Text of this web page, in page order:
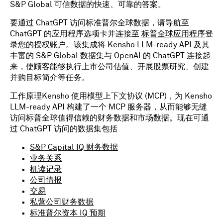
S&P Global 可信数据的快速、可靠的答案。
要通过 ChatGPT 访问标准普尔全球数据，请导航至
ChatGPT 的应用程序选项卡并连接至 标普全球应用程序登
录您的授权账户。该集成将 Kensho LLM-ready API 及其
丰富的 S&P Global 数据集与 OpenAI 的 ChatGPT 连接起
来，使顾客能够执行上市公司估值、开展股票研究、创建
并购目标简介等任务。
工作原理Kensho 使用模型上下文协议 (MCP)，为 Kensho
LLM-ready API 构建了一个 MCP 服务器，从而能够无缝
访问标普全球值得信赖的财务数据和市场数据。现在可通
过 ChatGPT 访问的数据集包括
S&P Capital IQ 财务数据
业务关系
机读记录
公司情报
交易
私营公司财务数据
标准普尔资本 IQ 预期